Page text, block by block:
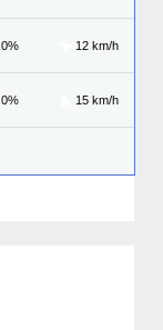
0% 12 km/h
0% 15 km/h